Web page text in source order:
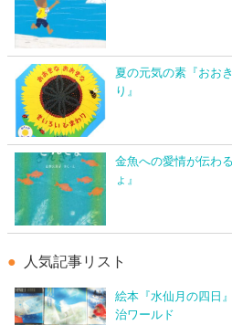
夏の元気の素『おお
り』
金魚への愛情が伝わ
ょ』
人気記事リスト
絵本『水仙月の四日
治ワールド